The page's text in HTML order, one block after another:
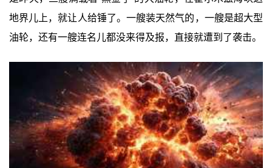
地界儿上，就让人给锤了。一艘装天然气的，一艘是超大型
油轮，还有一艘连名儿都没来得及报，直接就遭到了袭击。